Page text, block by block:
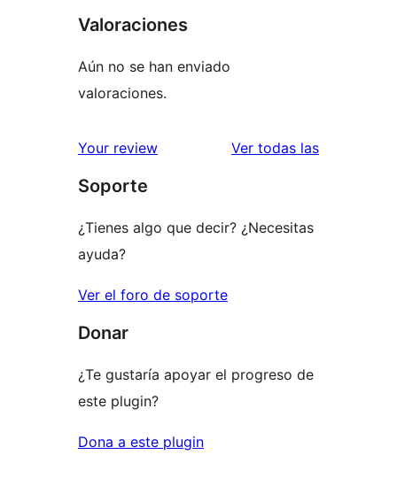
Valoraciones
Aún no se han enviado
valoraciones.
Your review Ver todas las
Soporte
¿Tienes algo que decir? ¿Necesitas
ayuda?
Ver el foro de soporte
Donar
¿Te gustaría apoyar el progreso de
este plugin?
Dona a este plugin